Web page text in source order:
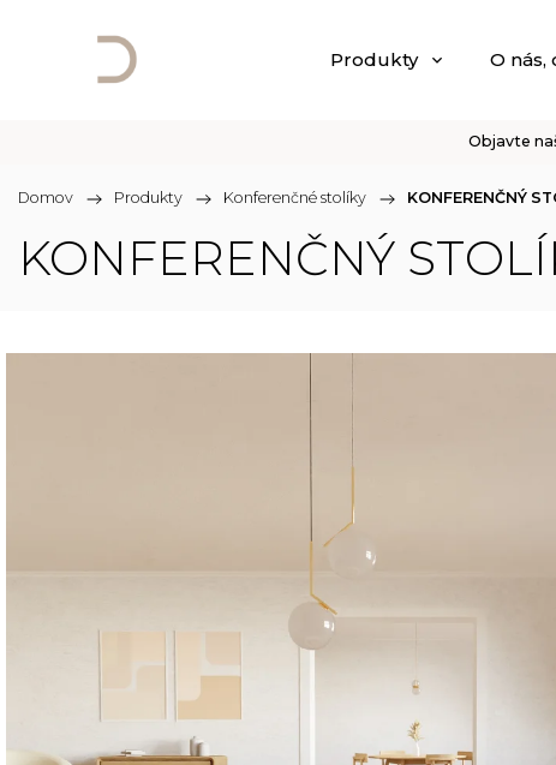
Produkty O nás,
Objavte
Domov / Produkty / Konferenčné stolíky / KONFERENČNÝ
KONFERENČNÝ